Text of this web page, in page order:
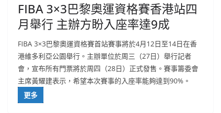
FIBA 3×3巴黎奧運資格賽香港站四
月舉行 主辦方盼入座率達9成
FIBA 3×3巴黎奧運資格賽首站賽事將於4月12日至14日在香
港維多利亞公園舉行。主辦單位於周三（27日）舉行記者
會，宣布所有門票將於周四（28日）正式發售。賽事籌委會
主席黃耀建表示，希望本次賽事的入座率能夠達到90%。
更多